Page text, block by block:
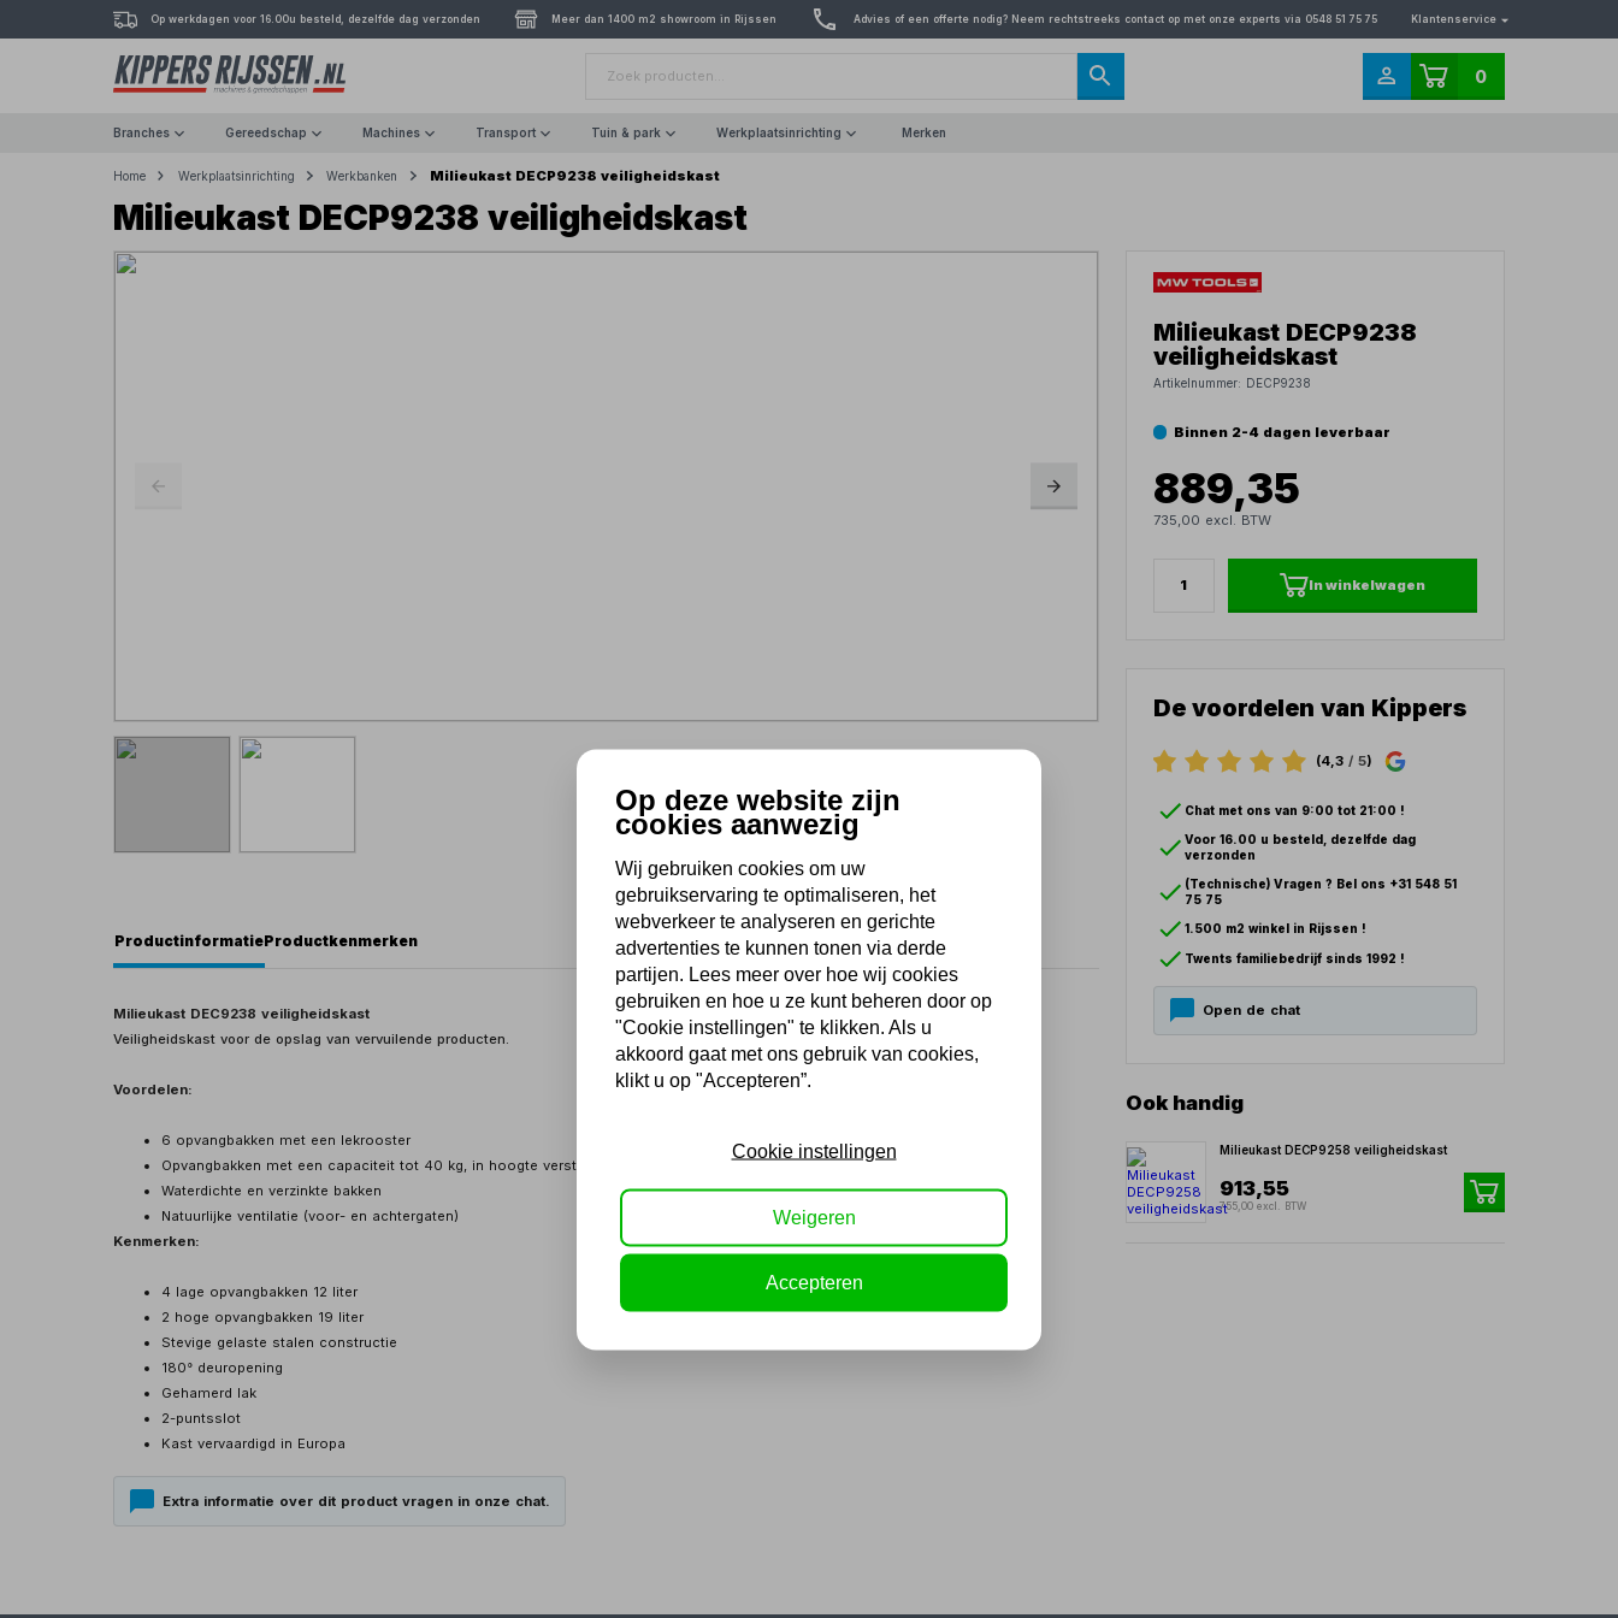
Op werkdagen voor 16.00u besteld, dezelfde dag verzonden Meer dan 1400 m2 showroom in Rijssen Advies of een offerte nodig? Neem rechtstreeks contact op met onze experts via 0548 51 75 75 Klantenservice
0
Branches Gereedschap Machines Transport Tuin & park Werkplaatsinrichting Merken
Home Werkplaatsinrichting Werkbanken Milieukast DECP9238 veiligheidskast
Milieukast DECP9238 veiligheidskast
ProductinformatieProductkenmerken
Milieukast DEC9238 veiligheidskast
Veiligheidskast voor de opslag van vervuilende producten.
Voordelen:
6 opvangbakken met een lekrooster
Opvangbakken met een capaciteit tot 40 kg, in hoogte verstelbaar
Waterdichte en verzinkte bakken
Natuurlijke ventilatie (voor- en achtergaten)
Kenmerken:
4 lage opvangbakken 12 liter
2 hoge opvangbakken 19 liter
Stevige gelaste stalen constructie
180° deuropening
Gehamerd lak
2-puntsslot
Kast vervaardigd in Europa
Extra informatie over dit product vragen in onze chat.
Milieukast DECP9238
veiligheidskast
Artikelnummer: DECP9238
Binnen 2-4 dagen leverbaar
889,35
735,00 excl. BTW
In winkelwagen
De voordelen van Kippers
(4,3/ 5)
Chat met ons van 9:00 tot 21:00 !
Voor 16.00 u besteld, dezelfde dag
verzonden
(Technische) Vragen ? Bel ons +31 548 51
75 75
1.500 m2 winkel in Rijssen !
Twents familiebedrijf sinds 1992 !
Open de chat
Ook handig
Milieukast DECP9258 veiligheidskast
913,55
755,00 excl. BTW
Op deze website zijn
cookies aanwezig
Wij gebruiken cookies om uw
gebruikservaring te optimaliseren, het
webverkeer te analyseren en gerichte
advertenties te kunnen tonen via derde
partijen. Lees meer over hoe wij cookies
gebruiken en hoe u ze kunt beheren door op
"Cookie instellingen" te klikken. Als u
akkoord gaat met ons gebruik van cookies,
klikt u op "Accepteren”.
Cookie instellingen
Weigeren
Accepteren